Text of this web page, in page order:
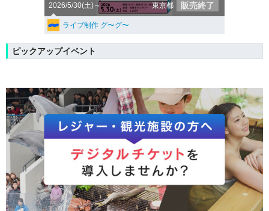
2026/5/30(土)～ 東京都 販売終了
ライブ制作 グ〜グ〜
ピックアップイベント